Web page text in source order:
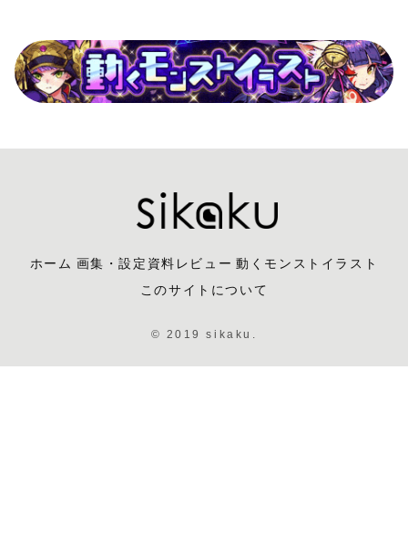
ホーム 画集・設定資料レビュー 動くモンストイラスト
このサイトについて
© 2019 sikaku.